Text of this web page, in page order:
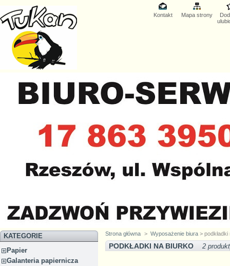
Kontakt Mapa strony
KATEGORIE
Papier
Galanteria papiernicza
Strona główna > Wyposażenie biura >
PODKŁADKI NA BIURKO 2